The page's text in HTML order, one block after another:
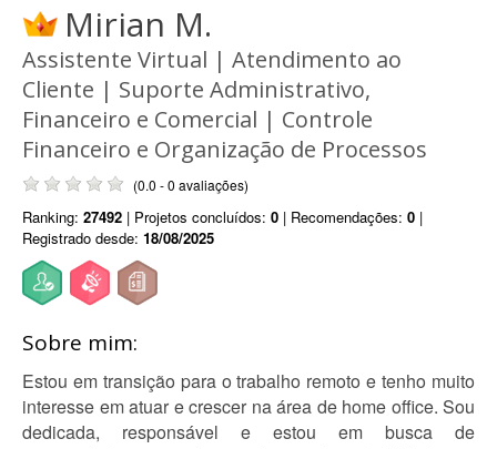
Mirian M.
Assistente Virtual | Atendimento ao
Cliente | Suporte Administrativo,
Financeiro e Comercial | Controle
Financeiro e Organização de Processos
(0.0 - 0 avaliações)
Ranking: 27492 | Projetos concluídos: 0 | Recomendações: 0 |
Registrado desde: 18/08/2025
Sobre mim:
Estou em transição para o trabalho remoto e tenho muito
interesse em atuar e crescer na área de home office. Sou
dedicada, responsável e estou em busca de